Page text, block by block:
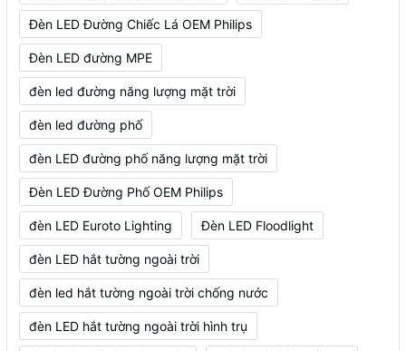
Đèn LED Đường Chiếc Lá OEM Philips
Đèn LED đường MPE
đèn led đường năng lượng mặt trời
đèn led đường phố
đèn LED đường phố năng lượng mặt trời
Đèn LED Đường Phố OEM Philips
đèn LED Euroto Lighting Đèn LED Floodlight
đèn LED hắt tường ngoài trời
đèn led hắt tường ngoài trời chống nước
đèn LED hắt tường ngoài trời hình trụ